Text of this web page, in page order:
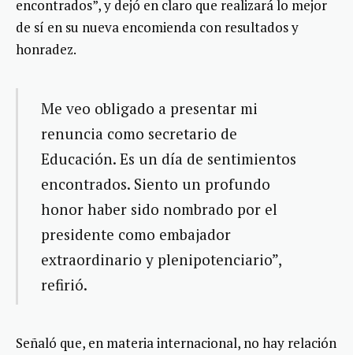
encontrados”, y dejó en claro que realizará lo mejor
de sí en su nueva encomienda con resultados y
honradez.
Me veo obligado a presentar mi
renuncia como secretario de
Educación. Es un día de sentimientos
encontrados. Siento un profundo
honor haber sido nombrado por el
presidente como embajador
extraordinario y plenipotenciario”,
refirió.
Señaló que, en materia internacional, no hay relación